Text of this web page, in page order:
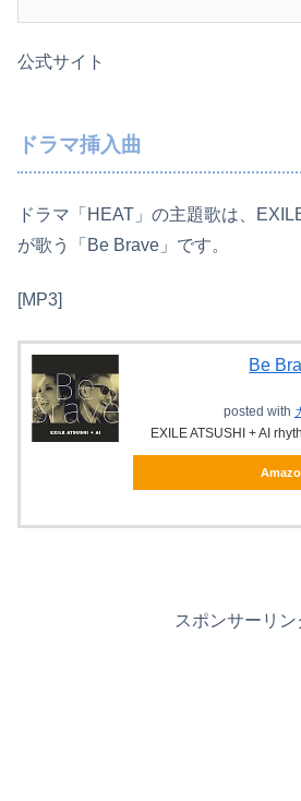
公式サイト
ドラマ挿入曲
ドラマ「HEAT」の主題歌は、
が歌う「Be Brave」です。
[MP3]
Be
posted with
EXILE ATSUSHI + AI
スポンサーリン